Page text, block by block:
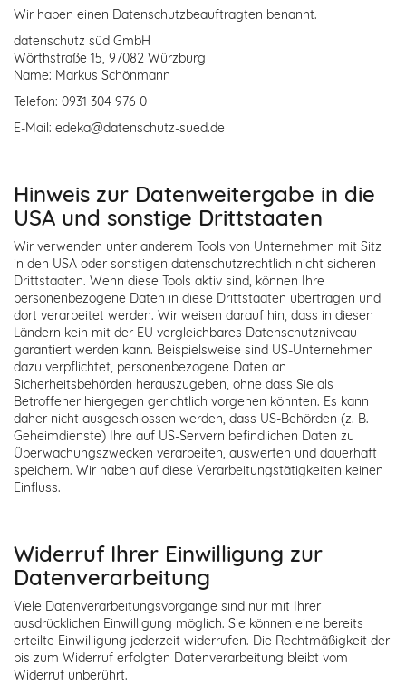
Wir haben einen Datenschutzbeauftragten benannt.
datenschutz süd GmbH
Wörthstraße 15, 97082 Würzburg
Name: Markus Schönmann
Telefon: 0931 304 976 0
E-Mail: edeka@datenschutz-sued.de
Hinweis zur Datenweitergabe in die
USA und sonstige Drittstaaten
Wir verwenden unter anderem Tools von Unternehmen mit Sitz
in den USA oder sonstigen datenschutzrechtlich nicht sicheren
Drittstaaten. Wenn diese Tools aktiv sind, können Ihre
personenbezogene Daten in diese Drittstaaten übertragen und
dort verarbeitet werden. Wir weisen darauf hin, dass in diesen
Ländern kein mit der EU vergleichbares Datenschutzniveau
garantiert werden kann. Beispielsweise sind US-Unternehmen
dazu verpflichtet, personenbezogene Daten an
Sicherheitsbehörden herauszugeben, ohne dass Sie als
Betroffener hiergegen gerichtlich vorgehen könnten. Es kann
daher nicht ausgeschlossen werden, dass US-Behörden (z. B.
Geheimdienste) Ihre auf US-Servern befindlichen Daten zu
Überwachungszwecken verarbeiten, auswerten und dauerhaft
speichern. Wir haben auf diese Verarbeitungstätigkeiten keinen
Einfluss.
Widerruf Ihrer Einwilligung zur
Datenverarbeitung
Viele Datenverarbeitungsvorgänge sind nur mit Ihrer
ausdrücklichen Einwilligung möglich. Sie können eine bereits
erteilte Einwilligung jederzeit widerrufen. Die Rechtmäßigkeit der
bis zum Widerruf erfolgten Datenverarbeitung bleibt vom
Widerruf unberührt.